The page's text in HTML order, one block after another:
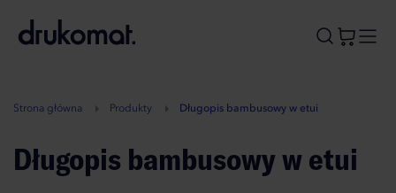
A
Strona główna Produkty Długopis bambusowy w etui
Długopis bambusowy w etui